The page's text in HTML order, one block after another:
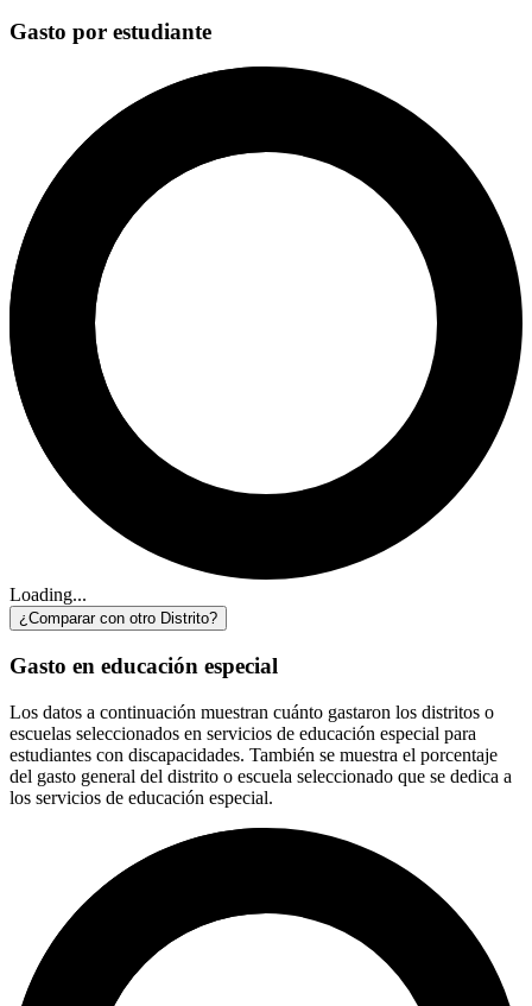
Gasto por estudiante
Loading...
¿Comparar con otro Distrito?
Gasto en educación especial
Los datos a continuación muestran cuánto gastaron los distritos o
escuelas seleccionados en servicios de educación especial para
estudiantes con discapacidades. También se muestra el porcentaje
del gasto general del distrito o escuela seleccionado que se dedica a
los servicios de educación especial.